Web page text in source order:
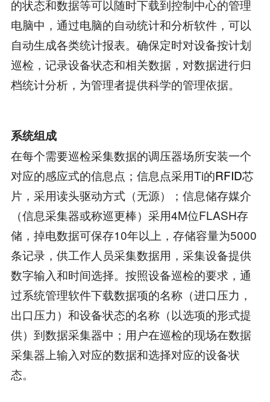
的状态和数据等可以随时下载到控制中心的管理
电脑中，通过电脑的自动统计和分析软件，可以
自动生成各类统计报表。确保定时对设备按计划
巡检，记录设备状态和相关数据，对数据进行归
档统计分析，为管理者提供科学的管理依据。
系统组成
在每个需要巡检采集数据的调压器场所安装一个
对应的感应式的信息点；信息点采用Ti的RFID芯
片，采用读头驱动方式（无源）；信息储存媒介
（信息采集器或称巡更棒）采用4M位FLASH存
储，掉电数据可保存10年以上，存储容量为5000
条记录，供工作人员采集数据用，采集设备提供
数字输入和时间选择。按照设备巡检的要求，通
过系统管理软件下载数据项的名称（进口压力，
出口压力）和设备状态的名称（以选项的形式提
供）到数据采集器中；用户在巡检的现场在数据
采集器上输入对应的数据和选择对应的设备状
态。